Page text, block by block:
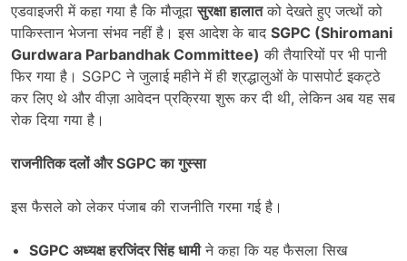
एडवाइजरी में कहा गया है कि मौजूदासुरक्षा हालातको देखते हुए जत्थों को
पाकिस्तान भेजना संभव नहीं है। इस आदेश के बाद SGPC (Shiromani
Gurdwara Parbandhak Committee) की तैयारियों पर भी पानी
फिर गया है। SGPC ने जुलाई महीने में ही श्रद्धालुओं के पासपोर्ट इकट्ठे
कर लिए थे और वीज़ा आवेदन प्रक्रिया शुरू कर दी थी, लेकिन अब यह सब
रोक दिया गया है।
राजनीतिक दलों औरSGPCका गुस्सा
इस फैसले को लेकर पंजाब की राजनीति गरमा गई है।
SGPC अध्यक्ष हरजिंदर सिंह धामीने कहा कि यह फैसला सिख